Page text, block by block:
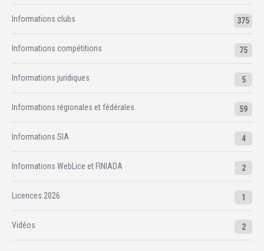
Informations clubs 375
Informations compétitions 75
Informations juridiques 5
Informations régionales et fédérales 59
Informations SIA 4
Informations WebLice et FINIADA 2
Licences 2026 1
Vidéos 2